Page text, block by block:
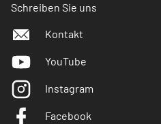
Schreiben Sie uns
Kontakt
YouTube
Instagram
Facebook